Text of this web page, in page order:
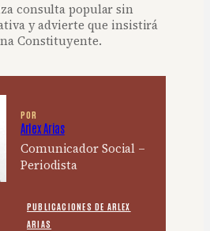
consulta popular sin
y advierte que insistirá
Constituyente.
POR
Arlex Arias
Comunicador Social –
Periodista
PUBLICACIONES DE ARLEX
ARIAS